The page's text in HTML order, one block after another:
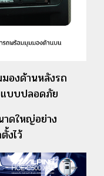
องด้านหลังรถ
แบบปลอดภัย
าดใหญ่อย่าง
งไว้